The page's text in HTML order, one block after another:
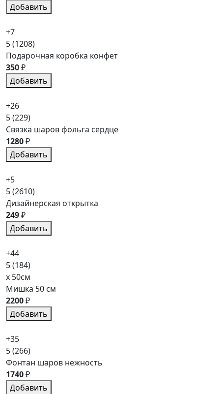
Добавить
+7
5(1208)
Подарочная коробка конфет
350₽
Добавить
+26
5(229)
Связка шаров фольга сердце
1280₽
Добавить
+5
5(2610)
Дизайнерская открытка
249₽
Добавить
+44
5(184)
x 50см
Мишка 50 см
2200₽
Добавить
+35
5(266)
Фонтан шаров нежность
1740₽
Добавить